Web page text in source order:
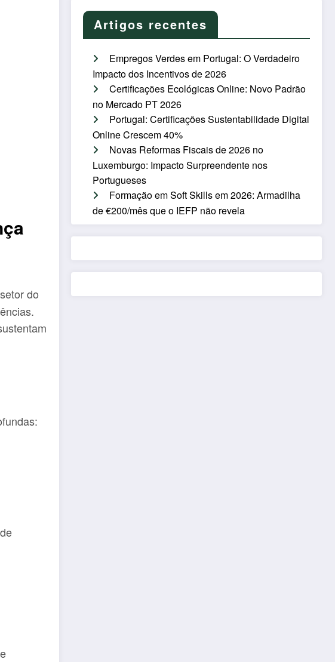
do
Artigos recentes
Empregos Verdes em Portugal: O Verdadeiro
Impacto dos Incentivos de 2026
Certificações Ecológicas Online: Novo Padrão
no Mercado PT 2026
Portugal: Certificações Sustentabilidade Digital
Online Crescem 40%
Novas Reformas Fiscais de 2026 no
Luxemburgo: Impacto Surpreendente nos
Portugueses
Formação em Soft Skills em 2026: Armadilha
de €200/mês que o IEFP não revela